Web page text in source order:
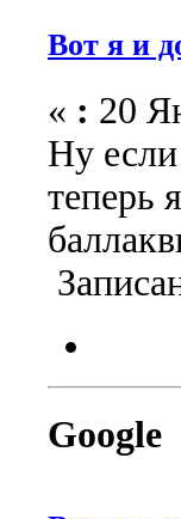
Вот я и
« : 20
Ну если
теперь
Google